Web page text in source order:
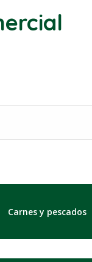
Carnes y pescados